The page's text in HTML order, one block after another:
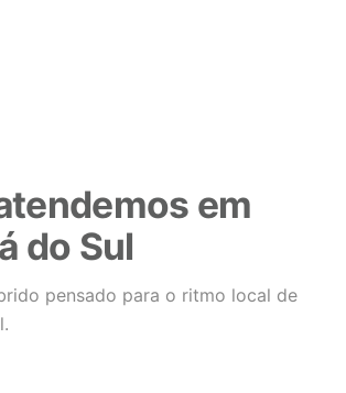
em
do Sul
pensado para o ritmo local de